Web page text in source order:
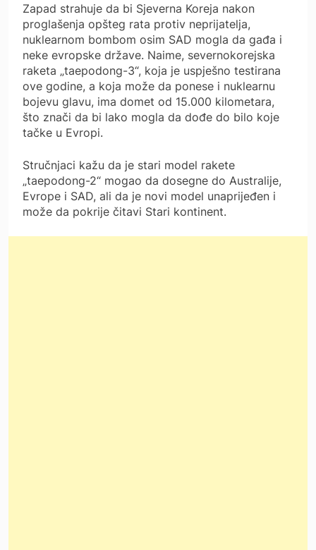
Zapad strahuje da bi Sjeverna Koreja nakon
proglašenja opšteg rata protiv neprijatelja,
nuklearnom bombom osim SAD mogla da gađa i
neke evropske države. Naime, severnokorejska
raketa „taepodong-3“, koja je uspješno testirana
ove godine, a koja može da ponese i nuklearnu
bojevu glavu, ima domet od 15.000 kilometara,
što znači da bi lako mogla da dođe do bilo koje
tačke u Evropi.
Stručnjaci kažu da je stari model rakete
„taepodong-2“ mogao da dosegne do Australije,
Evrope i SAD, ali da je novi model unaprijeđen i
može da pokrije čitavi Stari kontinent.